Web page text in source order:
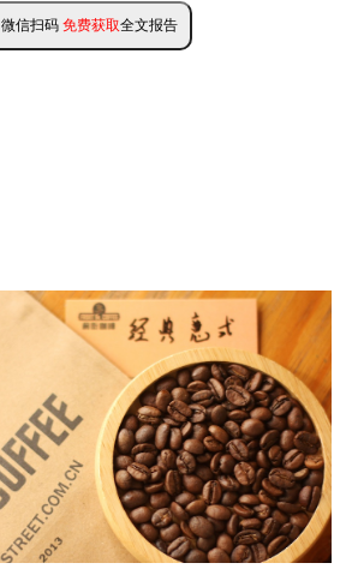
微信扫码 免费获取全文报告